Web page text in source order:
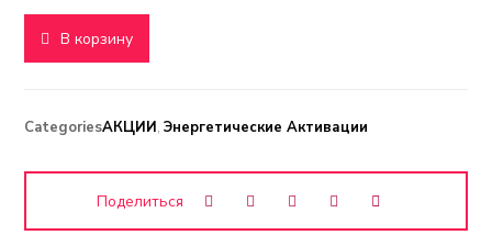
В корзину
CategoriesАКЦИИ,Энергетические Активации